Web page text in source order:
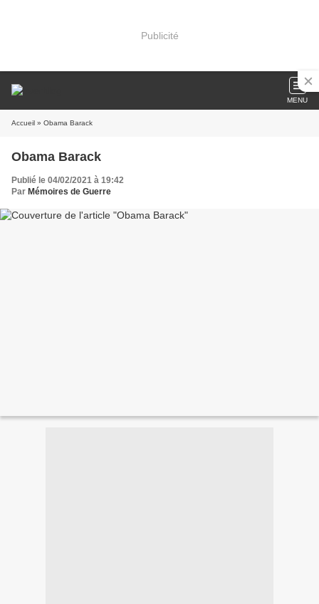
Publicité
MENU
Accueil » Obama Barack
Obama Barack
Publié le 04/02/2021 à 19:42
Par Mémoires de Guerre